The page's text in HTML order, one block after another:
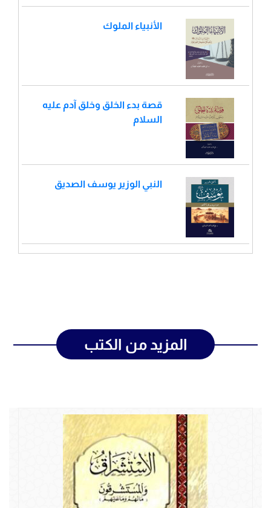
الأنبياء الملوك
قصة بدء الخلق وخلق آدم عليه
السلام
النبي الوزير يوسف الصديق
المزيد من الكتب